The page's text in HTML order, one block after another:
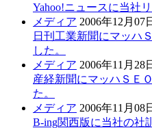
Yahoo!ニュースに当社
メディア 2006年12月07
日刊工業新聞にマッハ
した。
メディア 2006年11月28
産経新聞にマッハＳＥ
た。
メディア 2006年11月08
B-ing関西版に当社の社